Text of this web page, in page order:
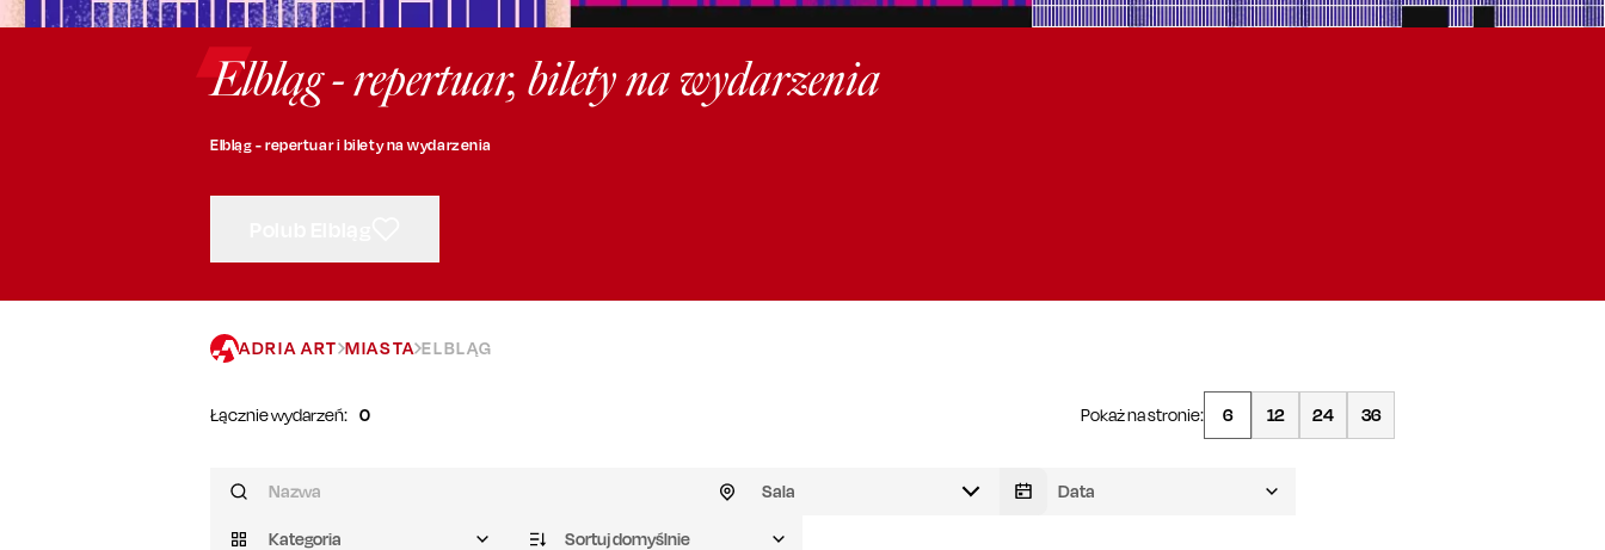
Elbląg - repertuar, bilety na wydarzenia
Elbląg - repertuar i bilety na wydarzenia
ADRIA ART MIASTA ELBLĄG
Łącznie wydarzeń: 0 Pokaż na stronie: 6 12 24 36
Sala
Kategoria Sortuj domyślnie